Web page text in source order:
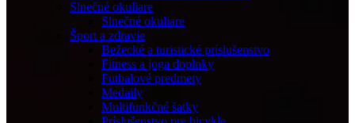
Slnečné okuliare
Slnečné okuliare
Šport a zdravie
Bežecké a turistické príslušenstvo
Fitness a joga doplnky
Futbalové predmety
Medaily
Multifunkčné šatky